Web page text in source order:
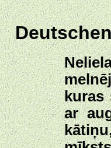
kuras
ar